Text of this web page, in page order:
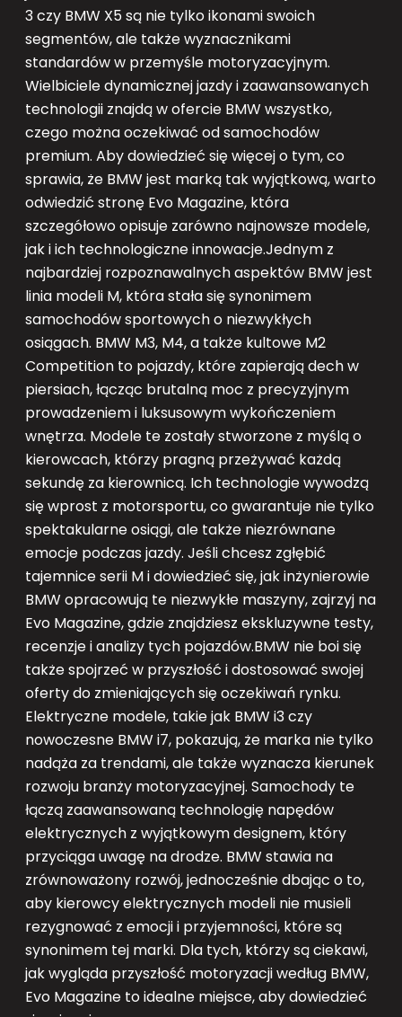
3 czy BMW X5 są nie tylko ikonami swoich
segmentów, ale także wyznacznikami
standardów w przemyśle motoryzacyjnym.
Wielbiciele dynamicznej jazdy i zaawansowanych
technologii znajdą w ofercie BMW wszystko,
czego można oczekiwać od samochodów
premium. Aby dowiedzieć się więcej o tym, co
sprawia, że BMW jest marką tak wyjątkową, warto
odwiedzić stronę Evo Magazine, która
szczegółowo opisuje zarówno najnowsze modele,
jak i ich technologiczne innowacje.Jednym z
najbardziej rozpoznawalnych aspektów BMW jest
linia modeli M, która stała się synonimem
samochodów sportowych o niezwykłych
osiągach. BMW M3, M4, a także kultowe M2
Competition to pojazdy, które zapierają dech w
piersiach, łącząc brutalną moc z precyzyjnym
prowadzeniem i luksusowym wykończeniem
wnętrza. Modele te zostały stworzone z myślą o
kierowcach, którzy pragną przeżywać każdą
sekundę za kierownicą. Ich technologie wywodzą
się wprost z motorsportu, co gwarantuje nie tylko
spektakularne osiągi, ale także niezrównane
emocje podczas jazdy. Jeśli chcesz zgłębić
tajemnice serii M i dowiedzieć się, jak inżynierowie
BMW opracowują te niezwykłe maszyny, zajrzyj na
Evo Magazine, gdzie znajdziesz ekskluzywne testy,
recenzje i analizy tych pojazdów.BMW nie boi się
także spojrzeć w przyszłość i dostosować swojej
oferty do zmieniających się oczekiwań rynku.
Elektryczne modele, takie jak BMW i3 czy
nowoczesne BMW i7, pokazują, że marka nie tylko
nadąża za trendami, ale także wyznacza kierunek
rozwoju branży motoryzacyjnej. Samochody te
łączą zaawansowaną technologię napędów
elektrycznych z wyjątkowym designem, który
przyciąga uwagę na drodze. BMW stawia na
zrównoważony rozwój, jednocześnie dbając o to,
aby kierowcy elektrycznych modeli nie musieli
rezygnować z emocji i przyjemności, które są
synonimem tej marki. Dla tych, którzy są ciekawi,
jak wygląda przyszłość motoryzacji według BMW,
Evo Magazine to idealne miejsce, aby dowiedzieć